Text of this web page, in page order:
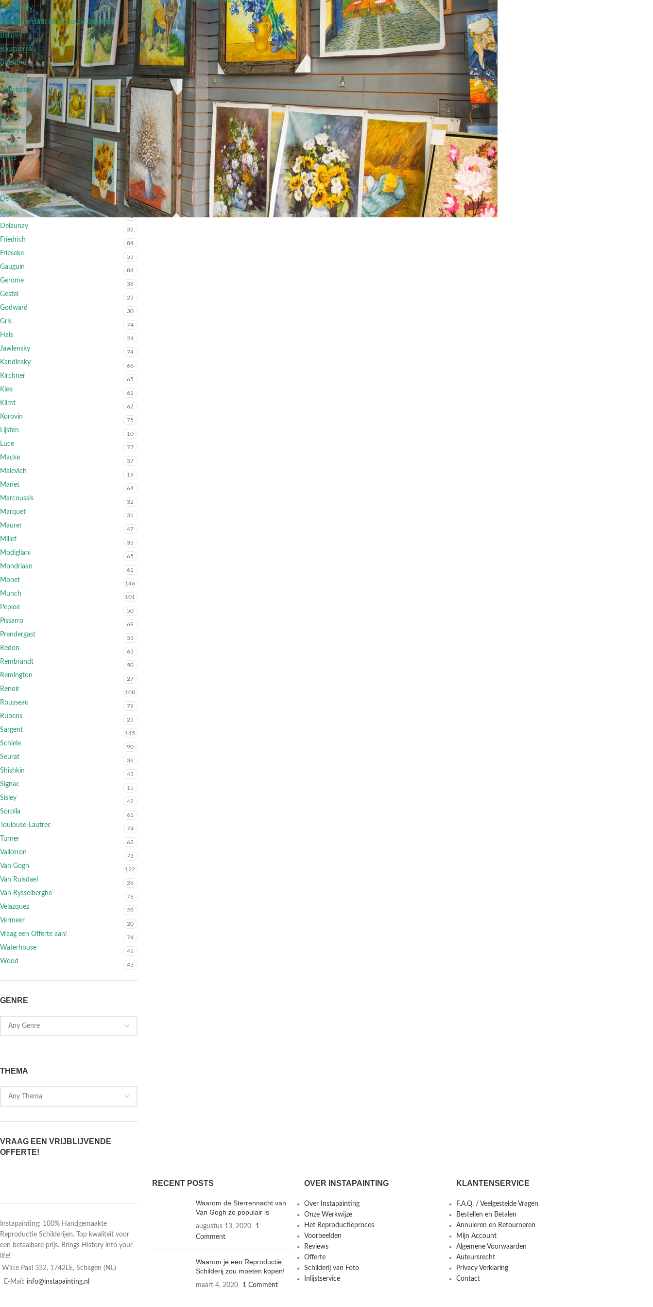
Aivazovsky 94
Albert Bierstadt Reproductie Schilderij 73
Bellows 65
Bouguereau 47
Bradford 27
Breitner 51
Caillebotte 65
Caravaggio 38
Cassatt 50
Cézanne 61
Chase 63
Cross 54
Cuyp 37
Da Vinci 20
De Goya 40
Degas 76
Delaunay 32
Friedrich 84
Frieseke 55
Gauguin 84
Gerome 36
Gestel 23
Godward 30
Gris 74
Hals 24
Jawlensky 74
Kandinsky 66
Kirchner 65
Klee 61
Klimt 62
Korovin 75
Lijsten 10
Luce 77
Macke 57
Malevich 16
Manet 64
Marcoussis 32
Marquet 31
Maurer 47
Millet 33
Modigliani 65
Mondriaan 61
Monet 146
Munch 101
Peploe 50
Pissarro 69
Prendergast 53
Redon 63
Rembrandt 50
Remington 27
Renoir 108
Rousseau 79
Rubens 25
Sargent 145
Schiele 90
Seurat 36
Shishkin 43
Signac 15
Sisley 42
Sorolla 61
Toulouse-Lautrec 74
Turner 62
Vallotton 73
Van Gogh 122
Van Ruisdael 26
Van Rysselberghe 76
Velazquez 28
Vermeer 20
Vraag een Offerte aan! 74
Waterhouse 41
Wood 43
GENRE
THEMA
VRAAG EEN VRIJBLIJVENDE
OFFERTE!
Instapainting: 100% Handgemaakte
Reproductie Schilderijen. Top kwaliteit voor
een betaalbare prijs. Brings History into your
life!
Witte Paal 332, 1742LE, Schagen (NL)
E-Mail: info@instapainting.nl
RECENT POSTS
Waarom de Sterrennacht van
Van Gogh zo populair is
augustus 13, 2020
1
Comment
Waarom je een Reproductie
Schilderij zou moeten kopen!
maart 4, 2020 1 Comment
OVER INSTAPAINTING
Over Instapainting
Onze Werkwijze
Het Reproductieproces
Voorbeelden
Reviews
Offerte
Schilderij van Foto
Inlijstservice
KLANTENSERVICE
F.A.Q. / Veelgestelde Vragen
Bestellen en Betalen
Annuleren en Retourneren
Mijn Account
Algemene Voorwaarden
Auteursrecht
Privacy Verklaring
Contact